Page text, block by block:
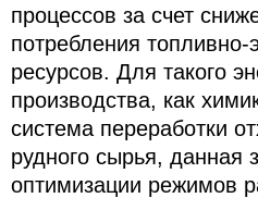
процессов за счет
потребления топливно-
ресурсов. Для такого
производства, как
система переработки
рудного сырья, данная
оптимизации режимов